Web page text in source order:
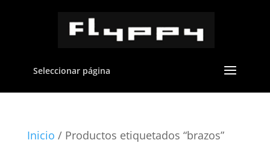
Seleccionar página
Inicio / Productos etiquetados “brazos”